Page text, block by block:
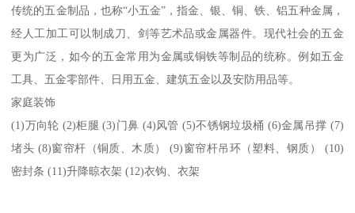
传统的五金制品，也称“小五金”，指金、银、铜、铁、铝五种金属，
经人工加工可以制成刀、剑等艺术品或金属器件。现代社会的五金
更为广泛，如今的五金常用为金属或铜铁等制品的统称。例如五金
工具、五金零部件、日用五金、建筑五金以及安防用品等。
家庭装饰
(1)万向轮 (2)柜腿 (3)门鼻 (4)风管 (5)不锈钢垃圾桶 (6)金属吊撑 (7)
堵头 (8)窗帘杆（铜质、木质） (9)窗帘杆吊环（塑料、钢质） (10)
密封条 (11)升降晾衣架 (12)衣钩、衣架